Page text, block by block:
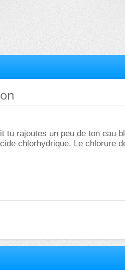
tu rajoutes un peu de ton eau
chlorhydrique. Le chlorure